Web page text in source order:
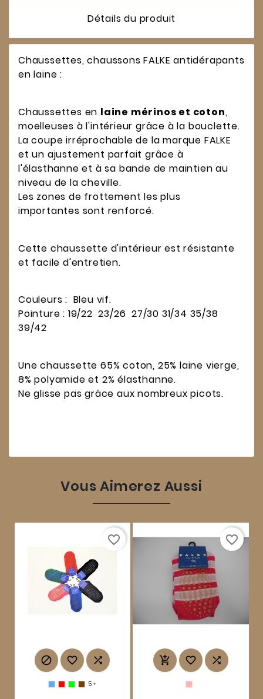
Détails du produit
Chaussettes, chaussons FALKE antidérapants
en laine :
Chaussettes en laine mérinos et coton,
moelleuses à l'intérieur grâce à la bouclette.
La coupe irréprochable de la marque FALKE
et un ajustement parfait grâce à
l'élasthanne et à sa bande de maintien au
niveau de la cheville.
Les zones de frottement les plus
importantes sont renforcé.
Cette chaussette d'intérieur est résistante
et facile d'entretien.
Couleurs : Bleu vif.
Pointure : 19/22 23/26 27/30 31/34 35/38
39/42
Une chaussette 65% coton, 25% laine vierge,
8% polyamide et 2% élasthanne.
Ne glisse pas grâce aux nombreux picots.
Vous Aimerez Aussi
  
5 
favorite_border
  
favorite_border